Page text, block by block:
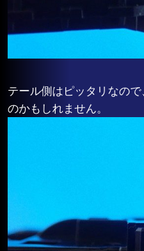
テール側はピッタリなの
のかもしれません。